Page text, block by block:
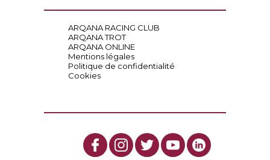
ARQANA RACING CLUB
ARQANA TROT
ARQANA ONLINE
Mentions légales
Politique de confidentialité
Cookies